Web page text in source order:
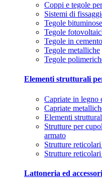
Coppi e tegole
Sistemi di
Tegole bituminose
Tegole
Tegole in cemento
Tegole metalliche
Tegole
Elementi strutturali
Capriate in legno
Capriate
Elementi
Strutture per
armato
Strutture
Strutture
Lattoneria ed